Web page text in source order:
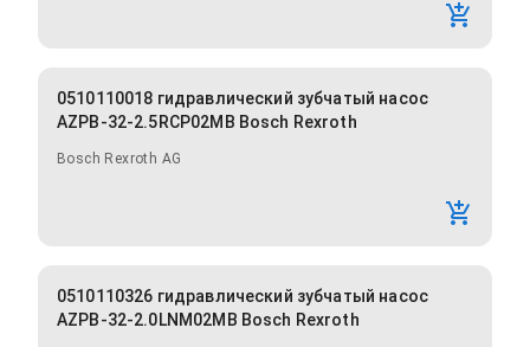
0510110018 гидравлический зубчатый насос
AZPB-32-2.5RCP02MB Bosch Rexroth
Bosch Rexroth AG
0510110326 гидравлический зубчатый насос
AZPB-32-2.0LNM02MB Bosch Rexroth